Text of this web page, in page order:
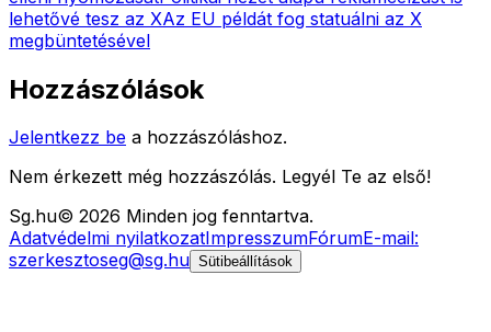
lehetővé tesz az XAz EU példát fog statuálni az X
megbüntetésével
Hozzászólások
Jelentkezz be a hozzászóláshoz.
Nem érkezett még hozzászólás. Legyél Te az első!
Sg.hu© 2026 Minden jog fenntartva.
Adatvédelmi nyilatkozatImpresszumFórumE-mail:
szerkesztoseg@sg.hu Sütibeállítások